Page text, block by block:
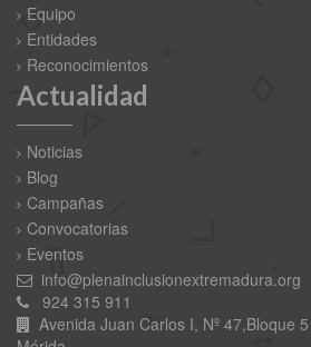
Equipo
Entidades
Reconocimientos
Actualidad
Noticias
Blog
Campañas
Convocatorias
Eventos
info@plenainclusionextremadura.org
924 315 911
Avenida Juan Carlos I, Nº 47,Bloque